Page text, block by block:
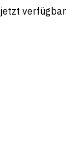
verfügbar